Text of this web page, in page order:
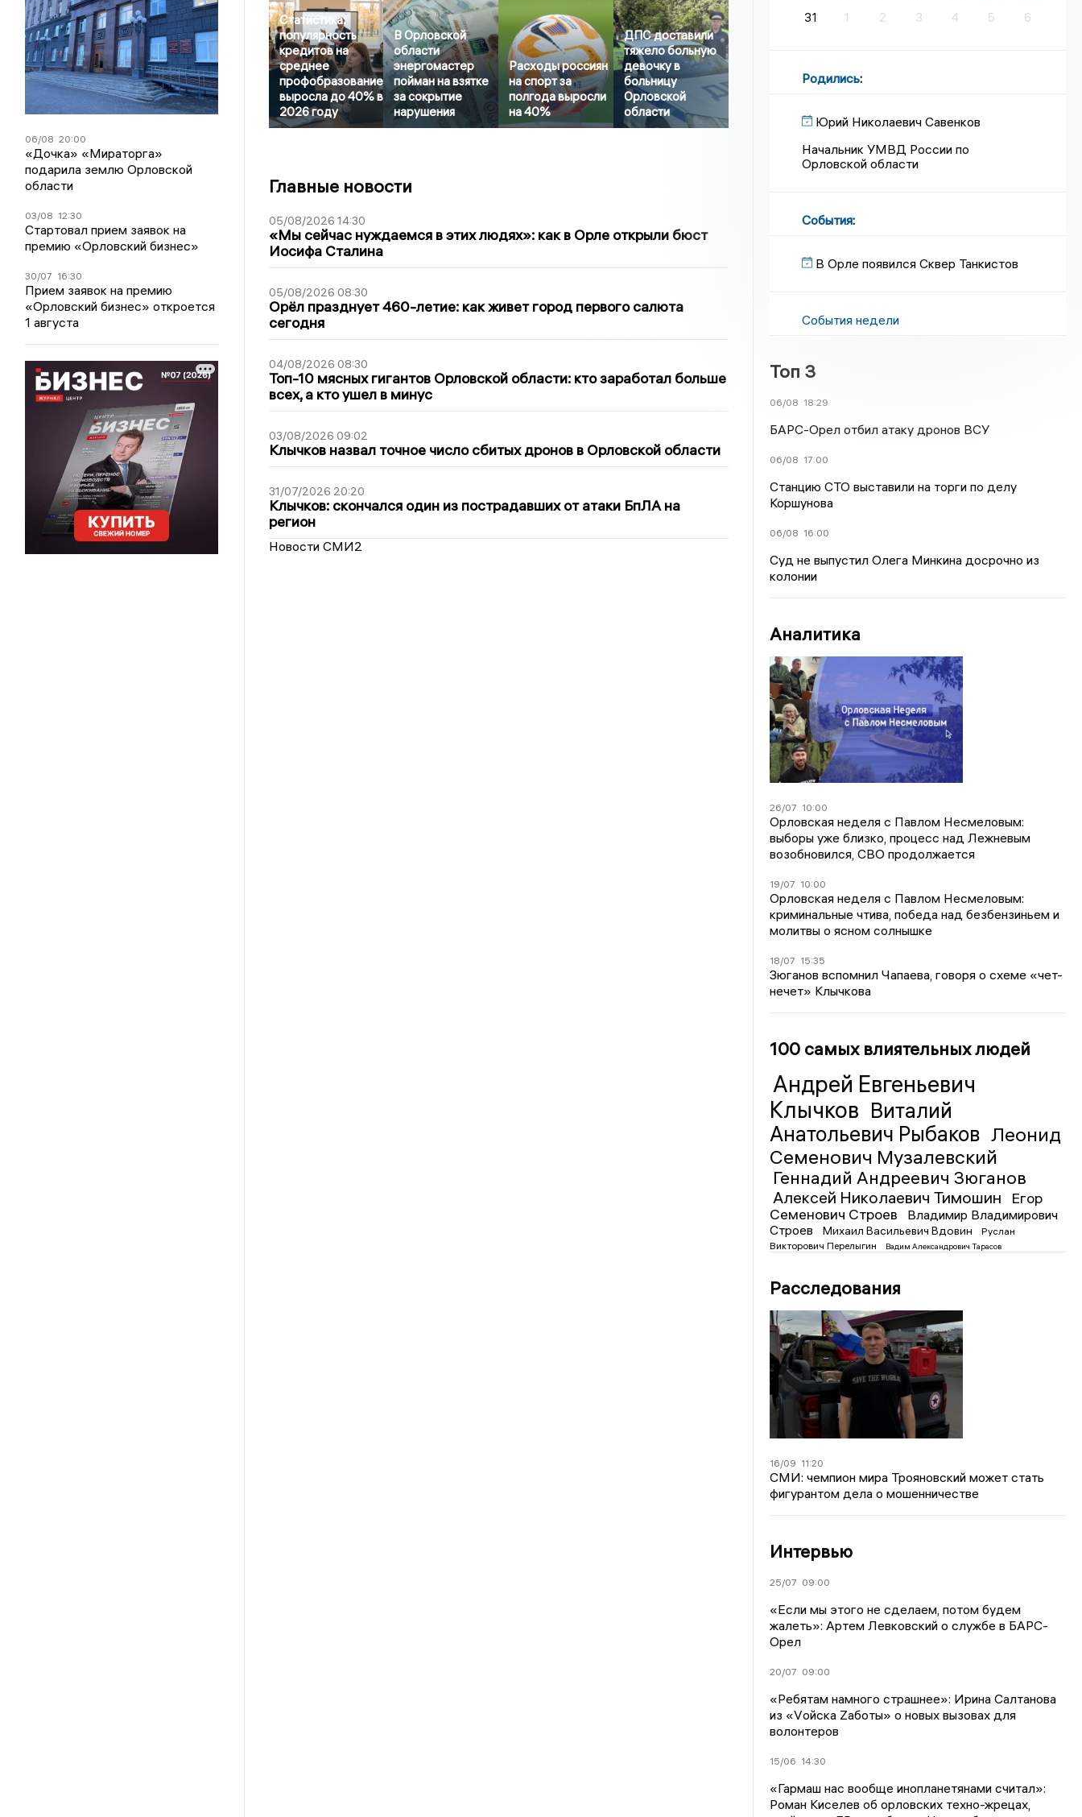
06/08 20:00
«Дочка» «Мираторга»
подарила землю Орловской
области
03/08 12:30
Стартовал прием заявок на
премию «Орловский бизнес»
30/07 16:30
Прием заявок на премию
«Орловский бизнес» откроется
1 августа
Статистика:
популярность
кредитов на
среднее
профобразование
выросла до 40% в
2026 году
В Орловской
области
энергомастер
пойман на взятке
за сокрытие
нарушения
Расходы россиян
на спорт за
полгода выросли
на 40%
ДПС доставили
тяжело больную
девочку в
больницу
Орловской
области
Главные новости
05/08/2026 14:30
«Мы сейчас нуждаемся в этих людях»: как в Орле открыли бюст
Иосифа Сталина
05/08/2026 08:30
Орёл празднует 460-летие: как живет город первого салюта
сегодня
04/08/2026 08:30
Топ-10 мясных гигантов Орловской области: кто заработал больше
всех, а кто ушел в минус
03/08/2026 09:02
Клычков назвал точное число сбитых дронов в Орловской области
31/07/2026 20:20
Клычков: скончался один из пострадавших от атаки БпЛА на
регион
Новости СМИ2
31
1 2 3 4 5 6
Родились:
Юрий Николаевич Савенков
Начальник УМВД России по
Орловской области
События:
В Орле появился Сквер Танкистов
События недели
Топ 3
06/08 18:29
БАРС-Орел отбил атаку дронов ВСУ
06/08 17:00
Станцию СТО выставили на торги по делу
Коршунова
06/08 16:00
Суд не выпустил Олега Минкина досрочно из
колонии
Аналитика
26/07 10:00
Орловская неделя с Павлом Несмеловым:
выборы уже близко, процесс над Лежневым
возобновился, СВО продолжается
19/07 10:00
Орловская неделя с Павлом Несмеловым:
криминальные чтива, победа над безбензиньем и
молитвы о ясном солнышке
18/07 15:35
Зюганов вспомнил Чапаева, говоря о схеме «чет-
нечет» Клычкова
100 самых влиятельных людей
Андрей Евгеньевич
Клычков Виталий
Анатольевич Рыбаков Леонид
Семенович Музалевский
Геннадий Андреевич Зюганов
Алексей Николаевич Тимошин
Егор
Семенович Строев
Владимир Владимирович
Строев
Михаил Васильевич Вдовин
Руслан
Викторович Перелыгин
Вадим Александрович Тарасов
Расследования
16/09 11:20
СМИ: чемпион мира Трояновский может стать
фигурантом дела о мошенничестве
Интервью
25/07 09:00
«Если мы этого не сделаем, потом будем
жалеть»: Артем Левковский о службе в БАРС-
Орел
20/07 09:00
«Ребятам намного страшнее»: Ирина Салтанова
из «Vойска Zаботы» о новых вызовах для
волонтеров
15/06 14:30
«Гармаш нас вообще инопланетянами считал»:
Роман Киселев об орловских техно-жрецах,